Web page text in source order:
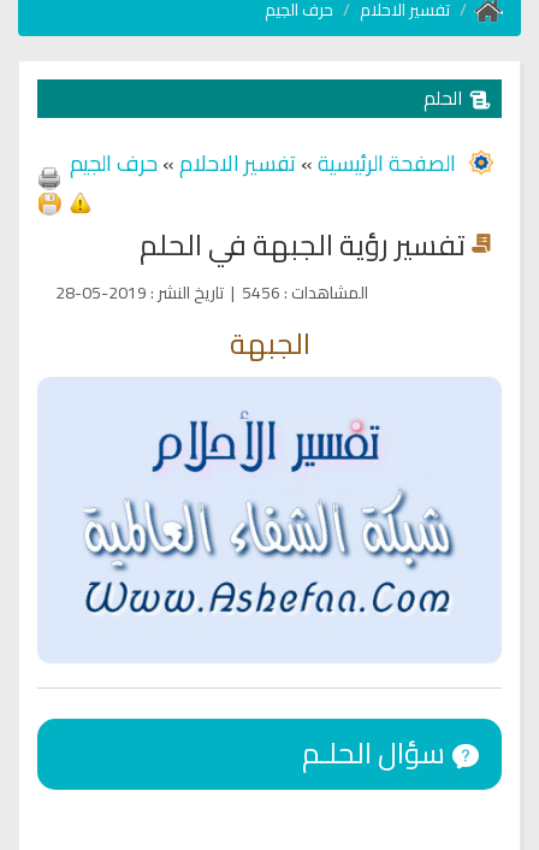
تفسير الاحلام حرف الجيم
الحلم
الصفحة الرئيسية»تفسير الاحلام»حرف الجيم
تفسير رؤية الجبهة في الحلم
المشاهدات:
5456
| تاريخ النشر:
2019-05-28
الجبهة